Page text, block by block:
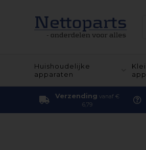
Huishoudelijke
apparaten
Verzending vanaf €
6,79